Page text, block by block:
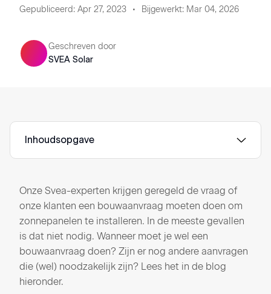
Gepubliceerd: Apr 27, 2023 Bijgewerkt: Mar 04, 2026
Geschreven door
SVEA Solar
Inhoudsopgave
Onze Svea-experten krijgen geregeld de vraag of
onze klanten een bouwaanvraag moeten doen om
zonnepanelen te installeren. In de meeste gevallen
is dat niet nodig. Wanneer moet je wel een
bouwaanvraag doen? Zijn er nog andere aanvragen
die (wel) noodzakelijk zijn? Lees het in de blog
hieronder.